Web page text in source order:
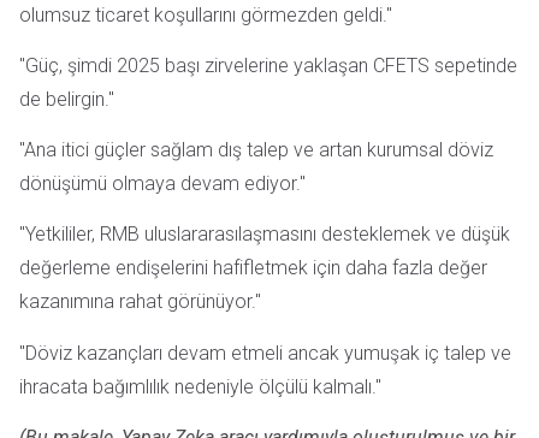
olumsuz ticaret koşullarını görmezden geldi."
"Güç, şimdi 2025 başı zirvelerine yaklaşan CFETS sepetinde
de belirgin."
"Ana itici güçler sağlam dış talep ve artan kurumsal döviz
dönüşümü olmaya devam ediyor."
"Yetkililer, RMB uluslararasılaşmasını desteklemek ve düşük
değerleme endişelerini hafifletmek için daha fazla değer
kazanımına rahat görünüyor."
"Döviz kazançları devam etmeli ancak yumuşak iç talep ve
ihracata bağımlılık nedeniyle ölçülü kalmalı."